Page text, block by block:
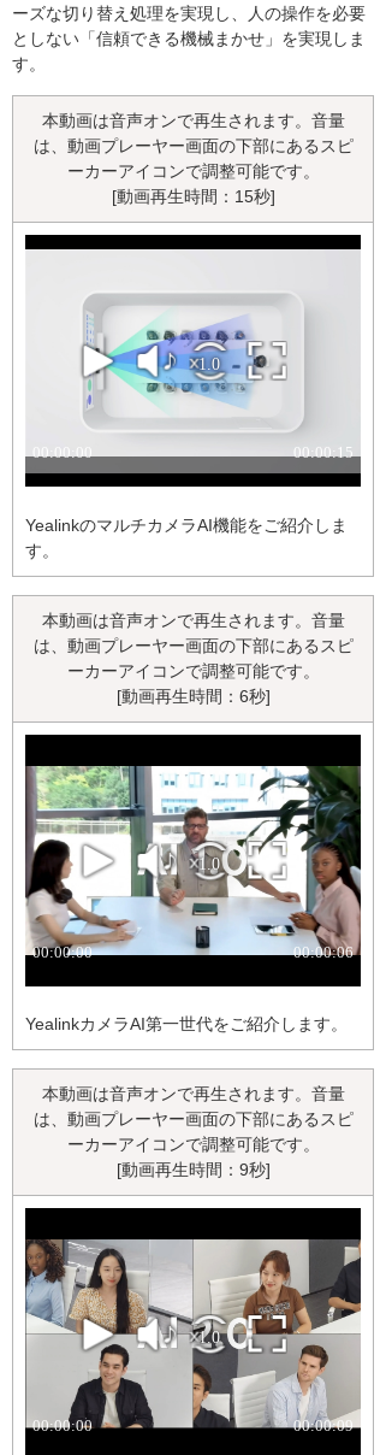
ーズな切り替え処理を実現し、人の操作を必要
としない「信頼できる機械まかせ」を実現しま
す。
本動画は音声オンで再生されます。音量
は、動画プレーヤー画面の下部にあるスピ
ーカーアイコンで調整可能です。
[動画再生時間：15秒]
YealinkのマルチカメラAI機能をご紹介しま
す。
本動画は音声オンで再生されます。音量
は、動画プレーヤー画面の下部にあるスピ
ーカーアイコンで調整可能です。
[動画再生時間：6秒]
YealinkカメラAI第一世代をご紹介します。
本動画は音声オンで再生されます。音量
は、動画プレーヤー画面の下部にあるスピ
ーカーアイコンで調整可能です。
[動画再生時間：9秒]